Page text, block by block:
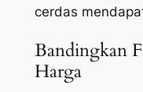
cerdas
Bandingkan
Harga